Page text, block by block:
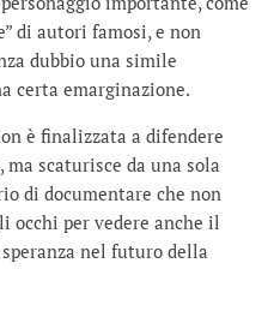
di autori famosi, e non
dubbio una simile
certa emarginazione.
è finalizzata a difendere
ma scaturisce da una sola
di documentare che non
occhi per vedere anche il
nel futuro della